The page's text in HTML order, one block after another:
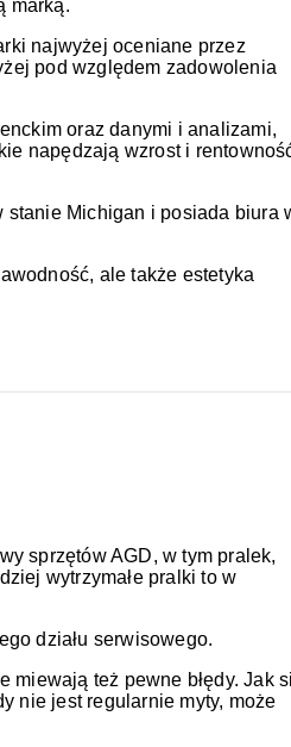
marką.
najwyżej oceniane przez
pod względem zadowolenia
oraz danymi i analizami,
napędzają wzrost i
stanie Michigan i posiada biura
ale także estetyka
sprzętów AGD, w tym pralek,
wytrzymałe pralki to w
działu serwisowego.
też pewne błędy. Jak
nie jest regularnie myty, może